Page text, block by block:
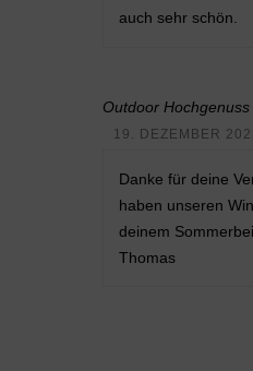
auch sehr schön.
Outdoor Hochgenuss
19. DEZEMBER
Danke für deine
haben unseren
deinem
Thomas